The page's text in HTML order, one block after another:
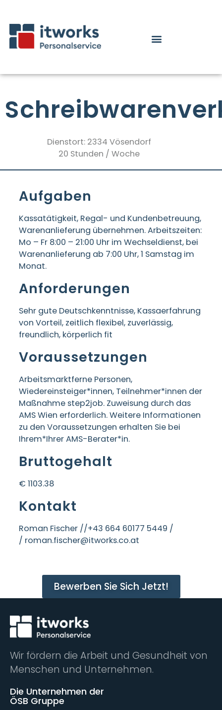
Dienstort: 2334 Vösendorf
20 Stunden / Woche
Aufgaben
Kassatätigkeit, Regal- und Kundenbetreuung,
Warenanlieferung übernehmen. Arbeitszeiten:
Mo – Fr 8:00 – 21:00 Uhr im Wechseldienst, bei
Warenanlieferung ab 7:00 Uhr, 1 Samstag im
Monat.
Anforderungen
Sehr gute Deutschkenntnisse, Kassaerfahrung
von Vorteil, zeitlich flexibel, zuverlässig,
freundlich, körperlich fit
Voraussetzungen
Arbeitsmarktferne Personen,
Wiedereinsteiger*innen, Teilnehmer*innen der
Maßnahme step2job. Zuweisung durch das
AMS Wien erforderlich. Weitere Informationen
zu den Voraussetzungen erhalten Sie bei
Ihrem*Ihrer AMS-Berater*in.
Bruttogehalt
€ 1103.38
Kontakt
Roman Fischer //+43 664 60177 5449 /
/ roman.fischer@itworks.co.at
Bewerben Sie Sich Jetzt!
Wir fördern die Arbeit und Gesundheit von
Menschen und Unternehmen.
Die Unternehmen der
ÖSB Gruppe